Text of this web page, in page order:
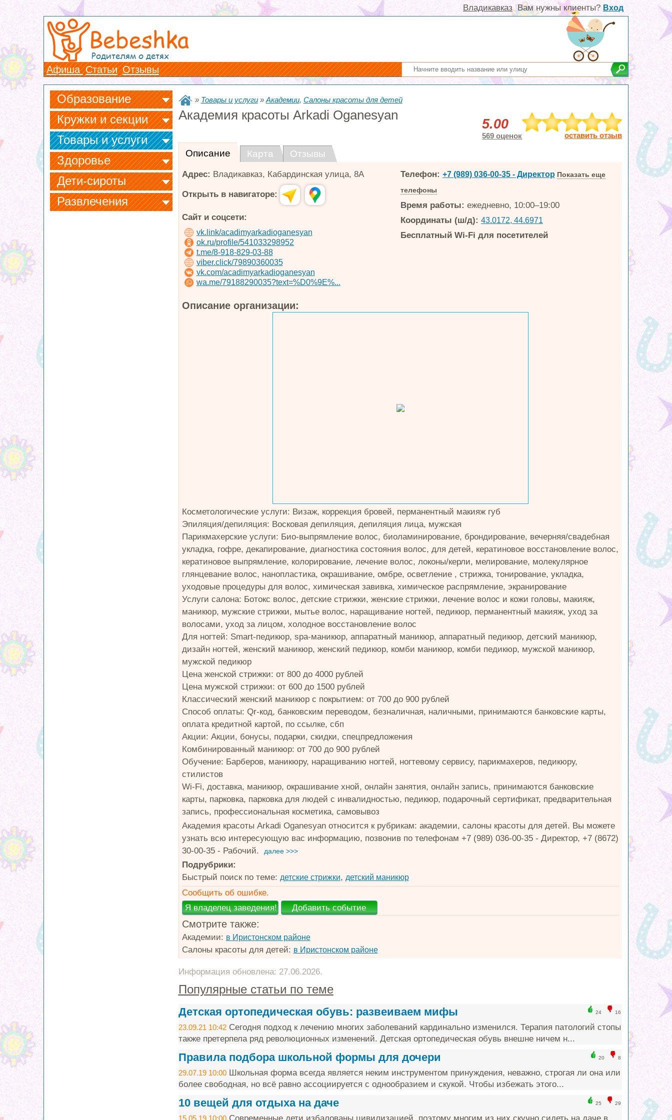
Вам нужны клиенты? Вход
Владикавказ
Bebeshka
Родителям о детях
Афиша Статьи Отзывы
Образование
Кружки и секции
Товары и услуги
Здоровье
Дети-сироты
Развлечения
» Товары и услуги» Академии, Салоны красоты для детей
Академия красоты Arkadi Oganesyan
5.00
569 оценок оставить отзыв
Описание Карта Отзывы
Адрес: Владикавказ, Кабардинская улица, 8А
Открыть в навигаторе:
Сайт и соцсети:
vk.link/acadimyarkadioganesyan
ok.ru/profile/541033298952
t.me/8-918-829-03-88
viber.click/79890360035
vk.com/acadimyarkadioganesyan
wa.me/79188290035?text=%D0%9E%...
Телефон: +7 (989) 036-00-35 - Директор Показать еще
телефоны
Время работы: ежедневно, 10:00–19:00
Координаты (ш/д): 43.0172, 44.6971
Бесплатный Wi-Fi для посетителей
Описание организации:
Косметологические услуги: Визаж, коррекция бровей, перманентный макияж губ
Эпиляция/депиляция: Восковая депиляция, депиляция лица, мужская
Парикмахерские услуги: Био-выпрямление волос, биоламинирование, брондирование, вечерняя/свадебная
укладка, гофре, декапирование, диагностика состояния волос, для детей, кератиновое восстановление волос,
кератиновое выпрямление, колорирование, лечение волос, локоны/керли, мелирование, молекулярное
глянцевание волос, нанопластика, окрашивание, омбре, осветление , стрижка, тонирование, укладка,
уходовые процедуры для волос, химическая завивка, химическое распрямление, экранирование
Услуги салона: Ботокс волос, детские стрижки, женские стрижки, лечение волос и кожи головы, макияж,
маникюр, мужские стрижки, мытье волос, наращивание ногтей, педикюр, перманентный макияж, уход за
волосами, уход за лицом, холодное восстановление волос
Для ногтей: Smart-педикюр, spa-маникюр, аппаратный маникюр, аппаратный педикюр, детский маникюр,
дизайн ногтей, женский маникюр, женский педикюр, комби маникюр, комби педикюр, мужской маникюр,
мужской педикюр
Цена женской стрижки: от 800 до 4000 рублей
Цена мужской стрижки: от 600 до 1500 рублей
Классический женский маникюр с покрытием: от 700 до 900 рублей
Способ оплаты: Qr-код, банковским переводом, безналичная, наличными, принимаются банковские карты,
оплата кредитной картой, по ссылке, сбп
Акции: Акции, бонусы, подарки, скидки, спецпредложения
Комбинированный маникюр: от 700 до 900 рублей
Обучение: Барберов, маникюру, наращиванию ногтей, ногтевому сервису, парикмахеров, педикюру,
стилистов
Wi-Fi, доставка, маникюр, окрашивание хной, онлайн занятия, онлайн запись, принимаются банковские
карты, парковка, парковка для людей с инвалидностью, педикюр, подарочный сертификат, предварительная
запись, профессиональная косметика, самовывоз
Академия красоты Arkadi Oganesyan относится к рубрикам: академии, салоны красоты для детей. Вы можете
узнать всю интересующую вас информацию, позвонив по телефонам +7 (989) 036-00-35 - Директор, +7 (8672)
30-00-35 - Рабочий.
далее >>>
Подрубрики:
Быстрый поиск по теме: детские стрижки, детский маникюр
Сообщить об ошибке.
Смотрите также:
Академии: в Иристонском районе
Салоны красоты для детей: в Иристонском районе
Информация обновлена: 27.06.2026.
Популярные статьи по теме
24 16
Детская ортопедическая обувь: развеиваем мифы
23.09.21 10:42Сегодня подход к лечению многих заболеваний кардинально изменился. Терапия патологий стопы
также претерпела ряд революционных изменений. Детская ортопедическая обувь внешне ничем н...
20 8
Правила подбора школьной формы для дочери
29.07.19 10:00Школьная форма всегда является неким инструментом принуждения, неважно, строгая ли она или
более свободная, но всё равно ассоциируется с однообразием и скукой. Чтобы избежать этого...
25 29
10 вещей для отдыха на даче
15.05.19 10:00